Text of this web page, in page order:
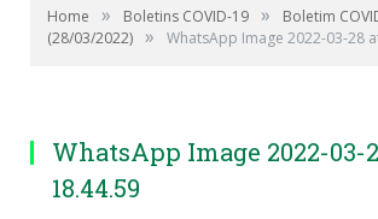
Home » Boletins COVID-19 »
Boletim
(28/03/2022) » WhatsApp Image 2022-03-28
WhatsApp Image 2022-03-
18.44.59